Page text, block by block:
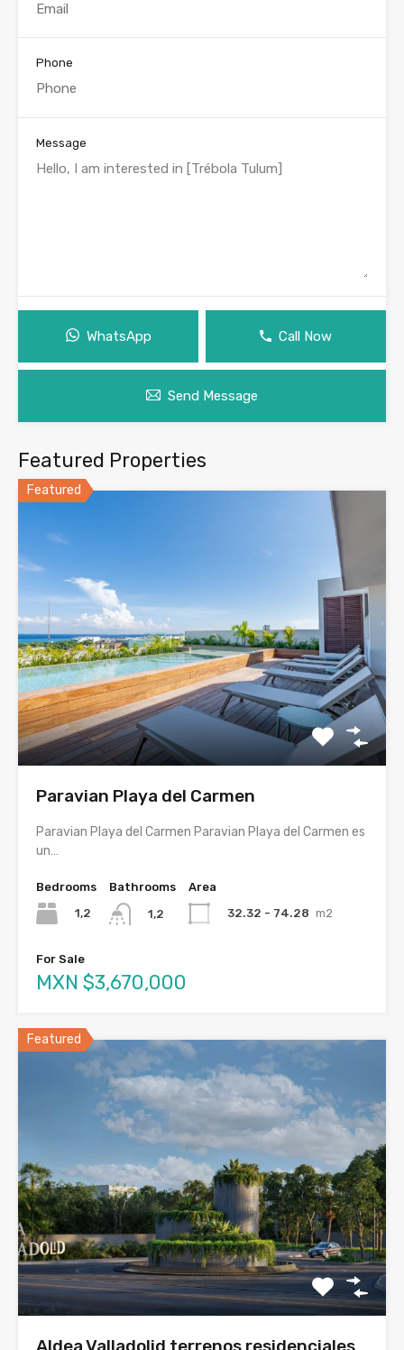
Phone
Message
WhatsApp Call Now
Send Message
Featured Properties
Featured
Paravian Playa del Carmen
Paravian Playa del Carmen Paravian Playa del Carmen es
un…
Bedrooms
1,2
Bathrooms
1,2
Area
32.32 - 74.28 m2
For Sale
MXN $3,670,000
Featured
Aldea Valladolid terrenos residenciales